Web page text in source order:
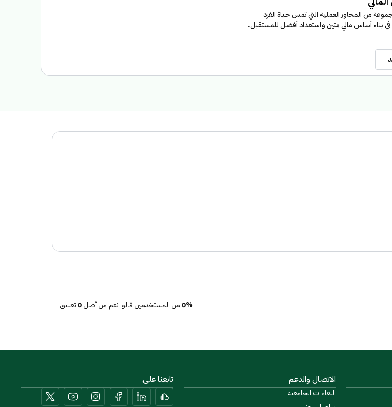
من المحاور العملية التي تمس حياة الفرد
في بناء أساس مالي متين واستعداد أفضل للمستقبل.
0%من المستخدمين قالوا نعم من أصل0تعليق
الاتصال والدعم
اللقاءات الجامعية
تابعنا على